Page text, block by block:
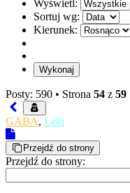
Wyświetl:
Sortuj wg:
Kierunek:
Posty: 590 • Strona 54 z 59
GABA, Leki
Przejdź do strony
Przejdź do strony: